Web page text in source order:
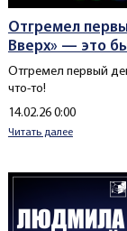
Отгремел
Вверх» — это
Отгремел первый
что-то!
Создано
14.02.26 0:00
Читать далее